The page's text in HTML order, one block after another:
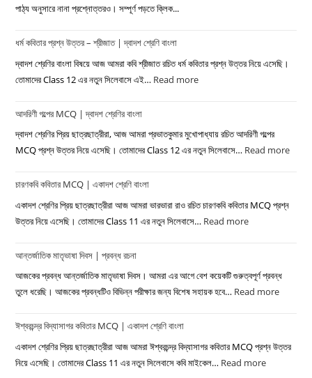
পাঠ্য অনুসারে নানা প্রশ্নোত্তরও। সম্পূর্ণ পড়তে ক্লিক...
ধর্ম কবিতার প্রশ্ন উত্তর – শ্রীজাত | দ্বাদশ শ্রেণি বাংলা
দ্বাদশ শ্রেণির বাংলা বিষয়ে আজ আমরা কবি শ্রীজাত রচিত ধর্ম কবিতার প্রশ্ন উত্তর নিয়ে এসেছি।
তোমাদের Class 12 এর নতুন সিলেবাসে এই… Read more:
প্রশ্ন
উত্তর
|
দ্বাদশ
আদরিণী গল্পের MCQ | দ্বাদশ শ্রেণির বাংলা
দ্বাদশ শ্রেণির প্রিয় ছাত্রছাত্রীরা, আজ আমরা প্রভাতকুমার মুখোপাধ্যায় রচিত আদরিণী গল্পের
MCQ প্রশ্ন উত্তর নিয়ে এসেছি। তোমাদের Class 12 এর নতুন সিলেবাসে… Read more:
চারণকবি কবিতার MCQ | একাদশ শ্রেণি বাংলা
একাদশ শ্রেণির প্রিয় ছাত্রছাত্রীরা আজ আমরা ভারভারা রাও রচিত চারণকবি কবিতার MCQ প্রশ্ন
উত্তর নিয়ে এসেছি। তোমাদের Class 11 এর নতুন সিলেবাসে… Read more:
MCQ
|
বাংলা
আন্তর্জাতিক মাতৃভাষা দিবস | প্রবন্ধ রচনা
আজকের প্রবন্ধ আন্তর্জাতিক মাতৃভাষা দিবস। আমরা এর আগে বেশ কয়েকটি গুরুত্বপূর্ণ প্রবন্ধ
তুলে ধরেছি। আজকের প্রবন্ধটিও বিভিন্ন পরীক্ষার জন্য বিশেষ সহায়ক হবে… Read more:
দিবস
ঈশ্বরচন্দ্র বিদ্যাসাগর কবিতার MCQ | একাদশ শ্রেণি বাংলা
একাদশ শ্রেণির প্রিয় ছাত্রছাত্রীরা আজ আমরা ঈশ্বরচন্দ্র বিদ্যাসাগর কবিতার MCQ প্রশ্ন উত্তর
নিয়ে এসেছি। তোমাদের Class 11 এর নতুন সিলেবাসে কবি মাইকেল… Read more: